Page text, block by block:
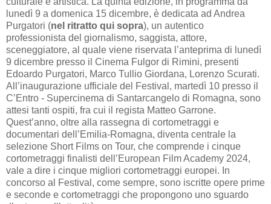
lunedì 9 a domenica 15 dicembre, è dedicata ad Andrea
Purgatori (nel ritratto qui sopra), un autentico
professionista del giornalismo, saggista, attore,
sceneggiatore, al quale viene riservata l’anteprima di lunedì
9 dicembre presso il Cinema Fulgor di Rimini, presenti
Edoardo Purgatori, Marco Tullio Giordana, Lorenzo Scurati.
All’inaugurazione ufficiale del Festival, martedì 10 presso il
C’Entro - Supercinema di Santarcangelo di Romagna, sono
attesi tanti ospiti, fra cui il regista Matteo Garrone.
Quest’anno, oltre alla rassegna di cortometraggi e
documentari dell’Emilia-Romagna, diventa centrale la
selezione Short Films on Tour, che comprende i cinque
cortometraggi finalisti dell’European Film Academy 2024,
vale a dire i cinque migliori cortometraggi europei. In
concorso al Festival, come sempre, sono iscritte opere prime
e seconde e cortometraggi che propongono uno sguardo